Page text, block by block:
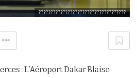
????????????????????????????????????
: L’Aéroport Dakar Blaise